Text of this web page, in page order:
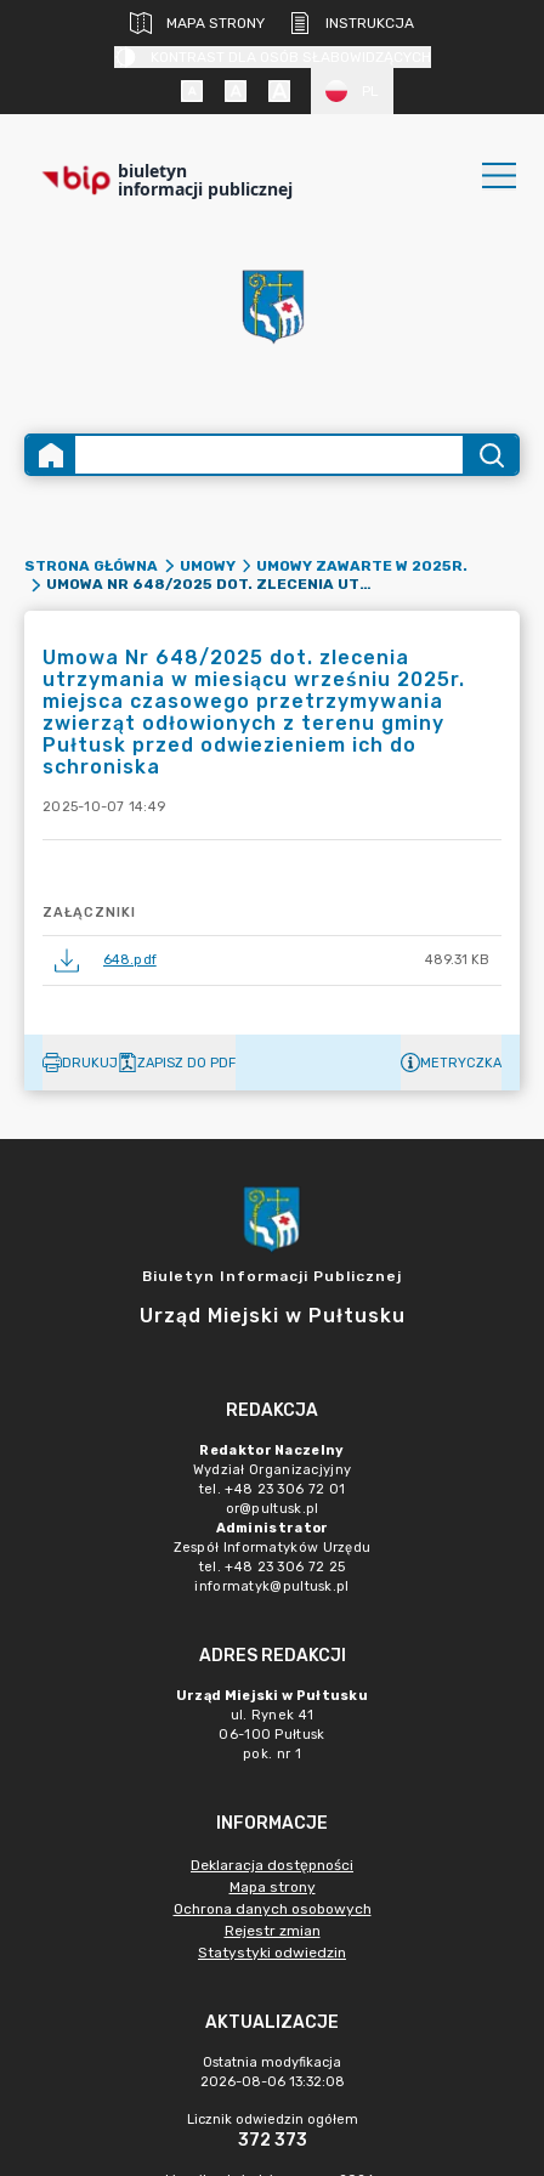
MAPA STRONY
INSTRUKCJA
biuletyn
informacji publicznej
STRONA GŁÓWNA UMOWY
UMOWY ZAWARTE W 2025R.
UMOWA NR 648/2025 DOT. ZLECENIA UTRZYMANIA W MIESIĄCU WRZEŚNIU 2025R. MIEJSCA CZASOWEGO PRZETRZYMYWANIA ZWIERZĄT ODŁOWIONYCH Z TERENU GMINY PUŁTUSK PRZED ODWIEZIENIEM ICH DO SCHRONISKA
Umowa Nr 648/2025 dot. zlecenia
utrzymania w miesiącu wrześniu 2025r.
miejsca czasowego przetrzymywania
zwierząt odłowionych z terenu gminy
Pułtusk przed odwiezieniem ich do
schroniska
2025-10-07 14:49
ZAŁĄCZNIKI
648.pdf 489.31 KB
DRUKUJ ZAPISZ DO PDF METRYCZKA
Biuletyn Informacji Publicznej
Urząd Miejski w Pułtusku
REDAKCJA
Redaktor Naczelny
Wydział Organizacjyjny
tel. +48 23 306 72 01
or@pultusk.pl
Administrator
Zespół Informatyków Urzędu
tel. +48 23 306 72 25
informatyk@pultusk.pl
ADRES REDAKCJI
Urząd Miejski w Pułtusku
ul. Rynek 41
06-100 Pułtusk
pok. nr 1
INFORMACJE
Deklaracja dostępności
Mapa strony
Ochrona danych osobowych
Rejestr zmian
Statystyki odwiedzin
AKTUALIZACJE
Ostatnia modyfikacja
2026-08-06 13:32:08
Licznik odwiedzin ogółem
372 373